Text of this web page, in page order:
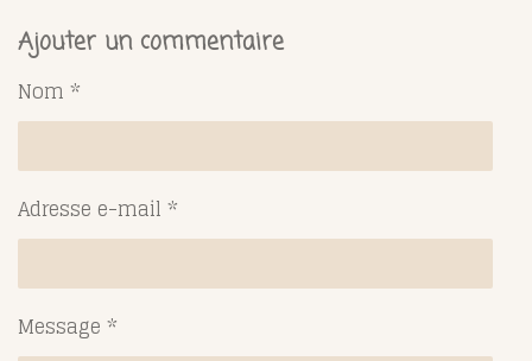
t
a
e
r
t
a
r
t
a
r
t
a
r
Ajouter un commentaire
Nom *
Adresse e-mail *
Message *